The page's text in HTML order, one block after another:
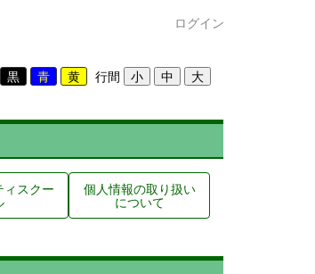
ログイン
行間
ィスクー 個人情報の取り扱い
について